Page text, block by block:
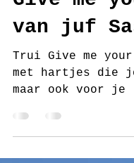
juf Sas
30 jan 2023
4
Give me
van juf Sas